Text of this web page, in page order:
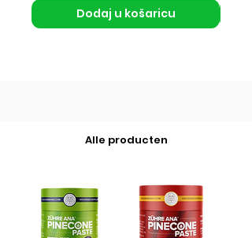
Dodaj u košaricu
Alle producten